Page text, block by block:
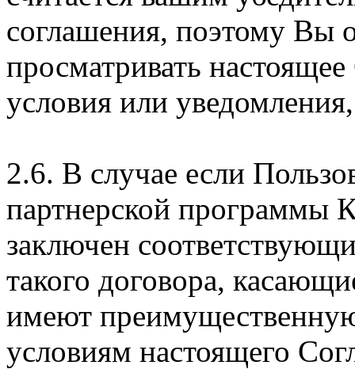
соглашения, поэтому Вы
просматривать
условия или
2.6. В случае если
партнерской программы
заключен
такого договора,
имеют
условиям настоящего